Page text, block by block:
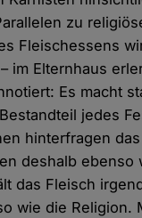
zu
Fleischessens
im Elternhaus
Es macht
jedes
hinterfragen
deshalb ebenso
das Fleisch
wie die Religion.